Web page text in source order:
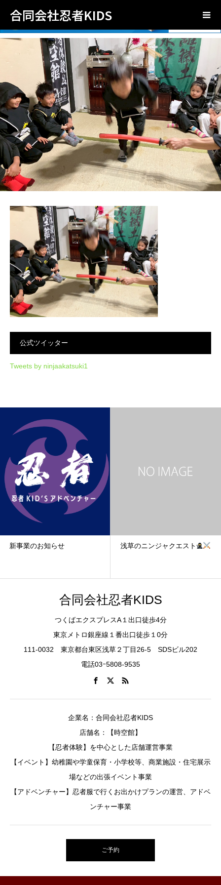
合同会社忍者KIDS
公式ツイッター
Tweets by ninjaakatsuki1
新事業のお知らせ 浅草のニンジャクエスト
合同会社忍者KIDS
つくばエクスプレスA１出口徒歩4分
東京メトロ銀座線１番出口徒歩１0分
111-0032 東京都台東区浅草２丁目26-5 SDSビル202
電話03ｰ5808-9535
企業名：合同会社忍者KIDS
店舗名：【時空館】
【忍者体験】を中心とした店舗運営事業
【イベント】幼稚園や学童保育・小学校等、商業施設・住宅展示
場などの出張イベント事業
【アドベンチャー】忍者服で行くお出かけプランの運営、アドベ
ンチャー事業
ご予約